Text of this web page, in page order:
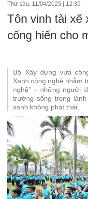
Thứ sáu, 11/04/2025 12:39
Tôn vinh tài xế
cống hiến cho
Bộ Xây dựng vừa
Xanh công nghệ nhằm
nghệ” - những người
trường sống trong
xanh không phát thải.